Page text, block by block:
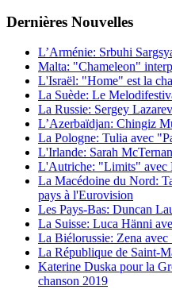
Dernières Νouvelles
L’Arménie: Srbuhi
Malta: "Chameleon"
L'Israël: "Home" est la
La Suède: Le
La Russie: Sergey
L’Azerbaïdjan: Chingiz
La Pologne: Tulia avec
L'Irlande: Sarah
L'Autriche: "Limits" avec
La Macédoine du Nord:
pays à l'Eurovision
Les Pays-Bas: Duncan
La Suisse: Luca Hänni
La Biélorussie: Zena
La République de Saint-
Katerine Duska pour la
chanson 2019